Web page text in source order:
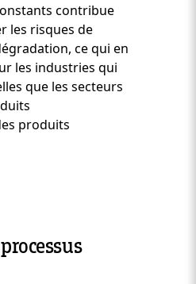
contribue
les risques de
ce qui en
les industries qui
que les secteurs
produits